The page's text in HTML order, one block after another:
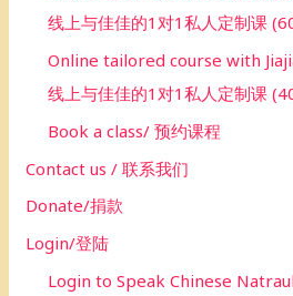
线上与佳佳的1对1私人定制课
Online tailored course with
线上与佳佳的1对1私人定制课
Book a class/ 预约课程
Contact us / 联系我们
Donate/捐款
Login/登陆
Login to Speak Chinese